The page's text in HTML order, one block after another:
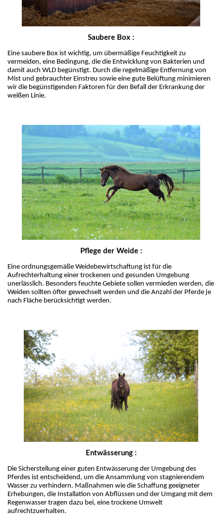
Saubere Box :
Eine saubere Box ist wichtig, um übermäßige Feuchtigkeit zu
vermeiden, eine Bedingung, die die Entwicklung von Bakterien und
damit auch WLD begünstigt. Durch die regelmäßige Entfernung von
Mist und gebrauchter Einstreu sowie eine gute Belüftung minimieren
wir die begünstigenden Faktoren für den Befall der Erkrankung der
weißen Linie.
Pflege der Weide :
Eine ordnungsgemäße Weidebewirtschaftung ist für die
Aufrechterhaltung einer trockenen und gesunden Umgebung
unerlässlich. Besonders feuchte Gebiete sollen vermieden werden, die
Weiden sollten öfter gewechselt werden und die Anzahl der Pferde je
nach Fläche berücksichtigt werden.
Entwässerung :
Die Sicherstellung einer guten Entwässerung der Umgebung des
Pferdes ist entscheidend, um die Ansammlung von stagnierendem
Wasser zu verhindern. Maßnahmen wie die Schaffung geeigneter
Erhebungen, die Installation von Abflüssen und der Umgang mit dem
Regenwasser tragen dazu bei, eine trockene Umwelt
aufrechtzuerhalten.